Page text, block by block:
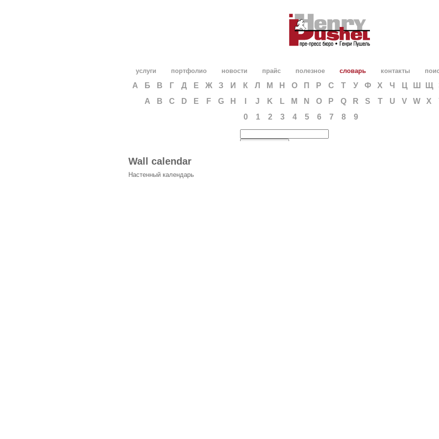
услуги портфолио новости прайс полезное словарь
А Б В Г Д Е Ж З И К Л М Н О П Р С Т У Ф Х Ч Ц Ш Щ
A
B C D E F G H J K L M N O P Q R S T U V W X
0
1 2 3 4 5 6 7 8 9
контакты
Wall calendar
Настенный календарь